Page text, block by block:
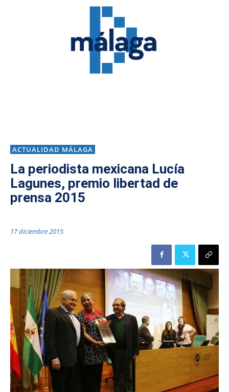
ACTUALIDAD MÁLAGA
La periodista mexicana Lucía
Lagunes, premio libertad de
prensa 2015
17 diciembre 2015